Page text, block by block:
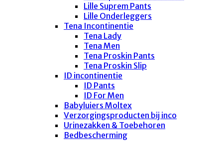
Lille Suprem Pants
Lille Onderleggers
Tena Incontinentie
Tena Lady
Tena Men
Tena Proskin Pants
Tena Proskin Slip
ID incontinentie
ID Pants
ID For Men
Babyluiers Moltex
Verzorgingsproducten bij inco
Urinezakken & Toebehoren
Bedbescherming